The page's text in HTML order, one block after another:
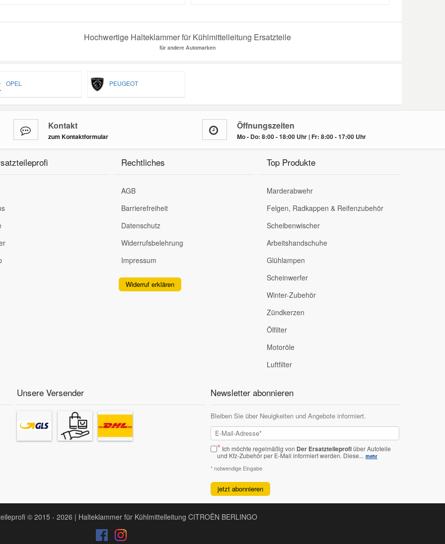
Hochwertige Halteklammer für Kühlmittelleitung Ersatzteile
für andere Automarken
OPEL PEUGEOT
Kontakt
zum Kontaktformular
Öffnungszeiten
Mo - Do: 8:00 - 18:00 Uhr | Fr: 8:00 - 17:00 Uhr
Rechtliches
AGB
Barrierefreiheit
Datenschutz
Widerrufsbelehrung
Impressum
Widerruf erklären
Top Produkte
Marderabwehr
Felgen, Radkappen & Reifenzubehör
Scheibenwischer
Arbeitshandschuhe
Glühlampen
Scheinwerfer
Winter-Zubehör
Zündkerzen
Ölfilter
Motoröle
Luftfilter
Unsere Versender Newsletter abonnieren
Bleiben Sie über Neuigkeiten und Angebote informiert.
* Ich möchte regelmäßig von Der Ersatzteileprofiüber Autoteile
und Kfz-Zubehör per E-Mail informiert werden. Diese... mehr
* notwendige Eingabe
jetzt abonnieren
© 2015 - 2026 | Halteklammer für Kühlmittelleitung CITROËN BERLINGO